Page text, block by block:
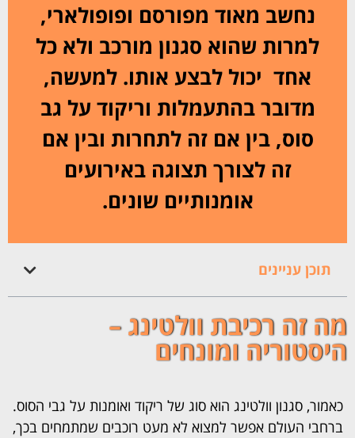
נחשב מאוד מפורסם ופופולארי,
למרות שהוא סגנון מורכב ולא כל
אחד יכול לבצע אותו. למעשה,
מדובר בהתעמלות וריקוד על גב
סוס, בין אם זה לתחרות ובין אם
זה לצורך תצוגה באירועים
אומנותיים שונים.
תוכן עניינים
מה זה רכיבת וולטינג –
היסטוריה ומונחים
כאמור, סגנון וולטינג הוא סוג של ריקוד ואומנות על גבי הסוס.
ברחבי העולם אפשר למצוא לא מעט רוכבים שמתמחים בכך,